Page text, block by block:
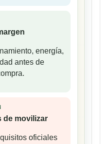
energía,
antes de
de movilizar
oficiales